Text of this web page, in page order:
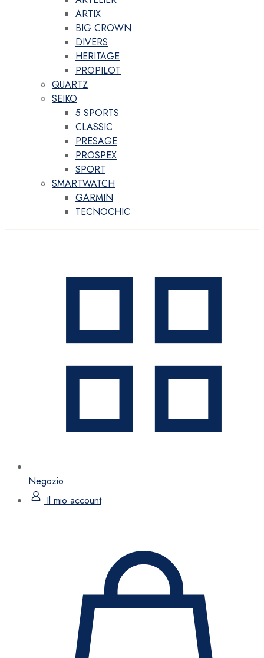
ARTIX
BIG CROWN
DIVERS
HERITAGE
PROPILOT
QUARTZ
SEIKO
5 SPORTS
CLASSIC
PRESAGE
PROSPEX
SPORT
SMARTWATCH
GARMIN
TECNOCHIC
Negozio
Il mio account